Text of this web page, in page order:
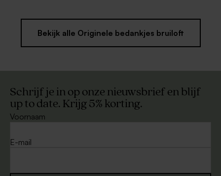
Bekijk alle Originele bedankjes bruiloft
Schrijf je in op onze nieuwsbrief en blijf
up to date. Krijg 5% korting.
Voornaam
E-mail